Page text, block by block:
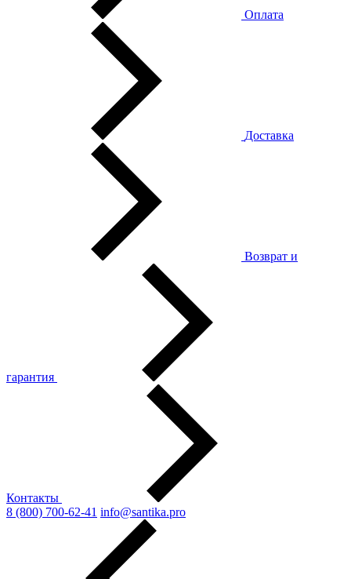
Оплата
Доставка
Возврат и
гарантия
Контакты
8 (800) 700-62-41 info@santika.pro